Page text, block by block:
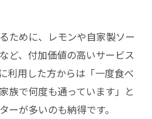
ために、レモンや自家製ソー
ど、付加価値の高いサービス
利用した方からは「一度食べ
族で何度も通っています」と
ーが多いのも納得です。